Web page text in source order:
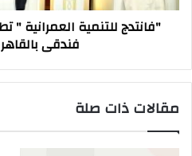
فندقى
بالقاهرة
"فانتدج للتنمية
فندقى
مقالات ذات صلة